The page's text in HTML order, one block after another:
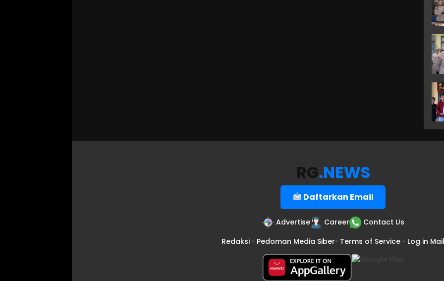
RG.NEWS
Daftarkan Email
Advertise Career
Contact Us
Redaksi • Pedoman Media Siber• Terms of Service • Log in Mail